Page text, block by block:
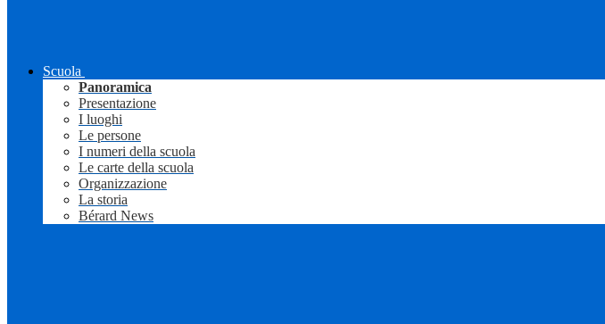
Scuola
Panoramica
Presentazione
I luoghi
Le persone
I numeri della scuola
Le carte della scuola
Organizzazione
La storia
Bérard News